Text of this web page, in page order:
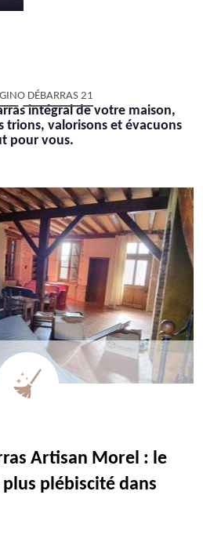
DÉBARRAS 21
intégral de votre maison,
trions, valorisons et évacuons
pour vous.
Artisan Morel : le
plébiscité dans